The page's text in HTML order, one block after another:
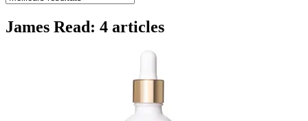
James Read: 4 articles